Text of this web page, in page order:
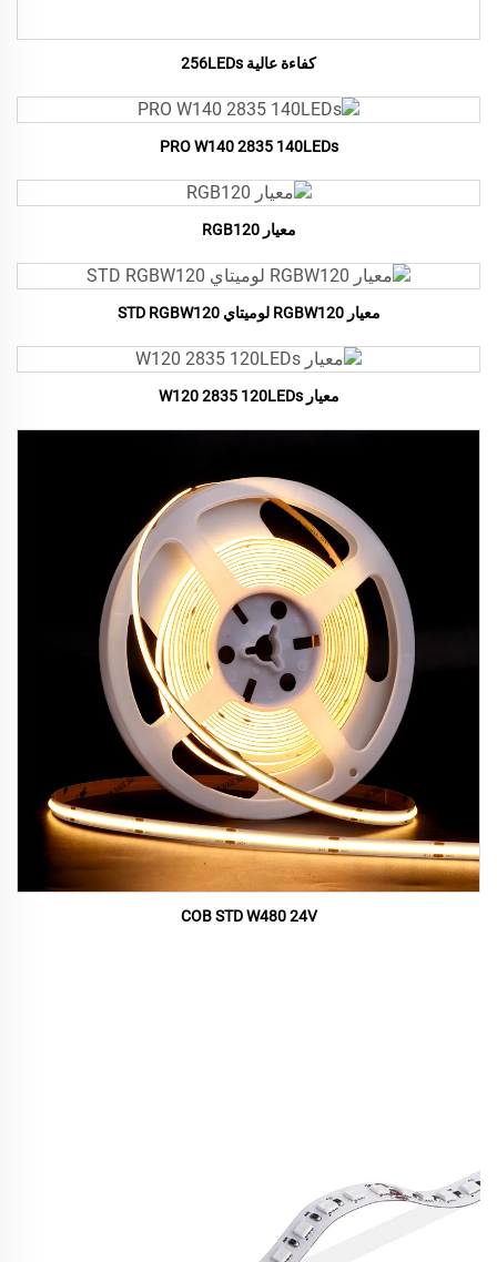
كفاءة عالية 256LEDs
PRO W140 2835 140LEDs
معيار RGB120
معيار RGBW120 لوميتاي STD RGBW120
معيار W120 2835 120LEDs
COB STD W480 24V